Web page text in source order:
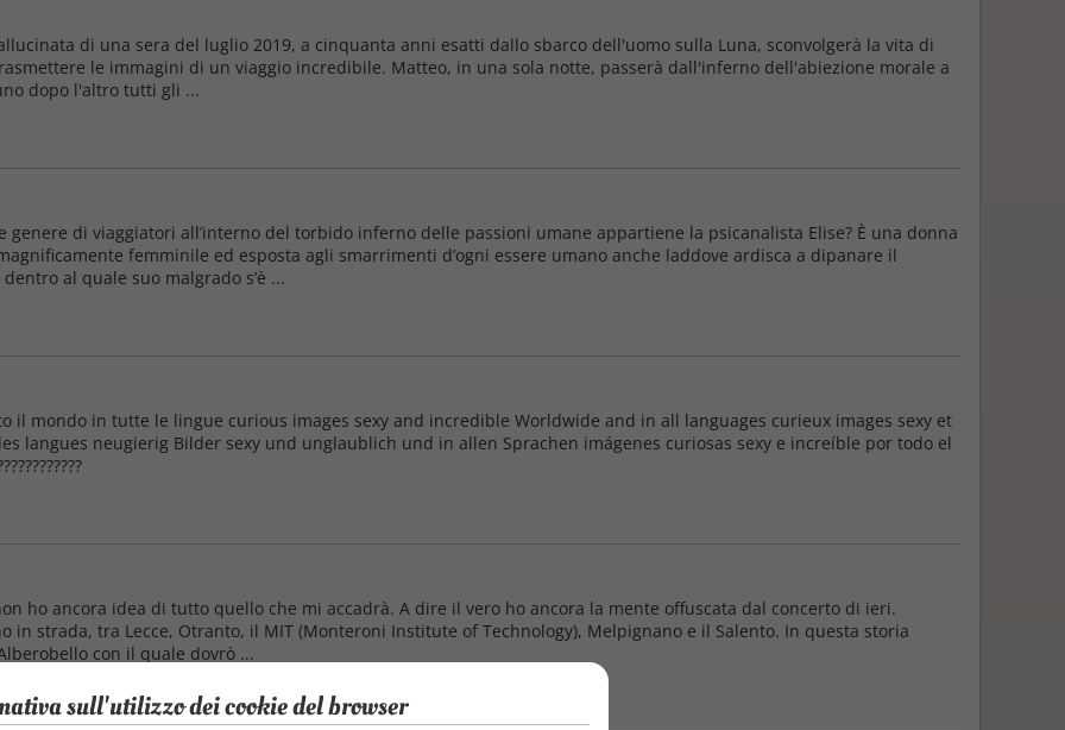
di una sera del luglio 2019, a cinquanta anni esatti dallo sbarco dell'uomo sulla Luna, sconvolgerà la vita di
le immagini di un viaggio incredibile. Matteo, in una sola notte, passerà dall'inferno dell'abiezione morale a
dopo l'altro tutti gli ...
genere di viaggiatori all’interno del torbido inferno delle passioni umane appartiene la psicanalista Elise? È una donna
femminile ed esposta agli smarrimenti d’ogni essere umano anche laddove ardisca a dipanare il
al quale suo malgrado s’è ...
il mondo in tutte le lingue curious images sexy and incredible Worldwide and in all languages curieux images sexy et
langues neugierig Bilder sexy und unglaublich und in allen Sprachen imágenes curiosas sexy e increíble por todo el
ho ancora idea di tutto quello che mi accadrà. A dire il vero ho ancora la mente offuscata dal concerto di ieri.
in strada, tra Lecce, Otranto, il MIT (Monteroni Institute of Technology), Melpignano e il Salento. In questa storia
con il quale dovrò ...
sull'utilizzo dei cookie del browser